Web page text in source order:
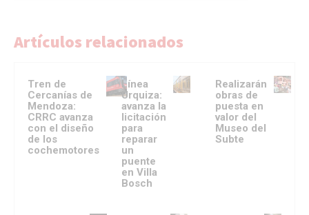
Artículos relacionados
Tren de
Cercanías de
Mendoza:
CRRC avanza
con el diseño
de los
cochemotores
Línea
Urquiza:
avanza la
licitación
para
reparar
un
puente
en Villa
Bosch
Realizarán
obras de
puesta en
valor del
Museo del
Subte